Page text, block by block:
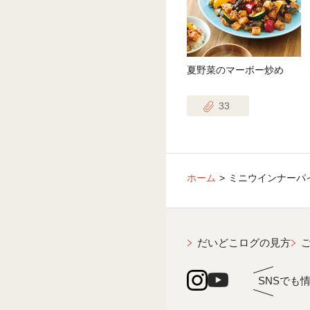
夏野菜のマーボー炒め
33
ホーム ミニウインナー
だいどこログの見方
SNSでも